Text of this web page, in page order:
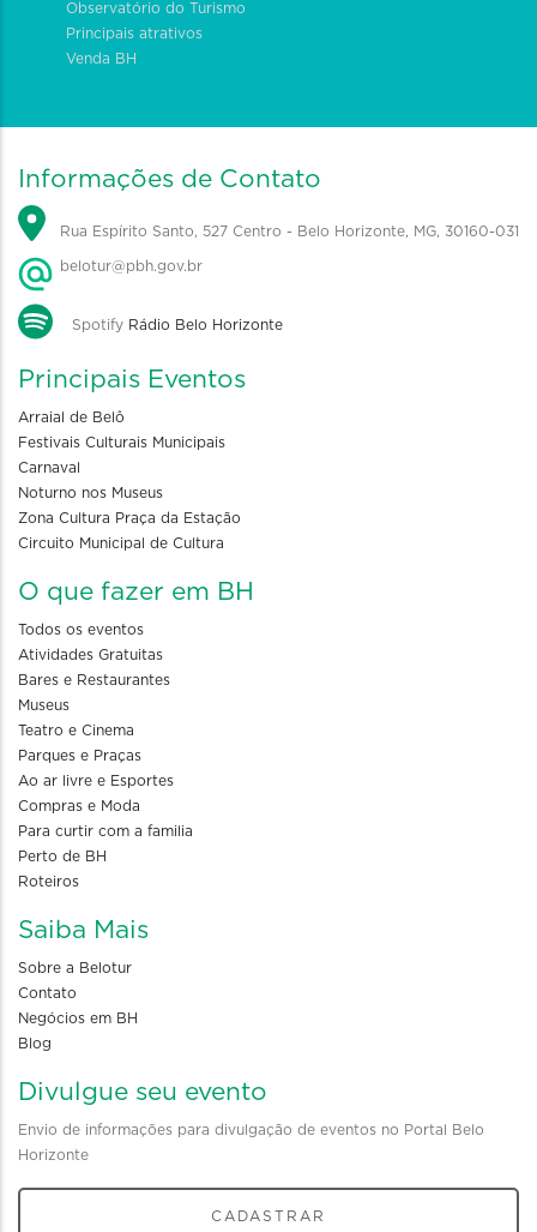
Observatório do Turismo
Principais atrativos
Venda BH
Informações de Contato
Rua Espírito Santo, 527 Centro - Belo Horizonte, MG, 30160-031
belotur@pbh.gov.br
Spotify Rádio Belo Horizonte
Principais Eventos
Arraial de Belô
Festivais Culturais Municipais
Carnaval
Noturno nos Museus
Zona Cultura Praça da Estação
Circuito Municipal de Cultura
O que fazer em BH
Todos os eventos
Atividades Gratuitas
Bares e Restaurantes
Museus
Teatro e Cinema
Parques e Praças
Ao ar livre e Esportes
Compras e Moda
Para curtir com a familia
Perto de BH
Roteiros
Saiba Mais
Sobre a Belotur
Contato
Negócios em BH
Blog
Divulgue seu evento
Envio de informações para divulgação de eventos no Portal Belo
Horizonte
CADASTRAR